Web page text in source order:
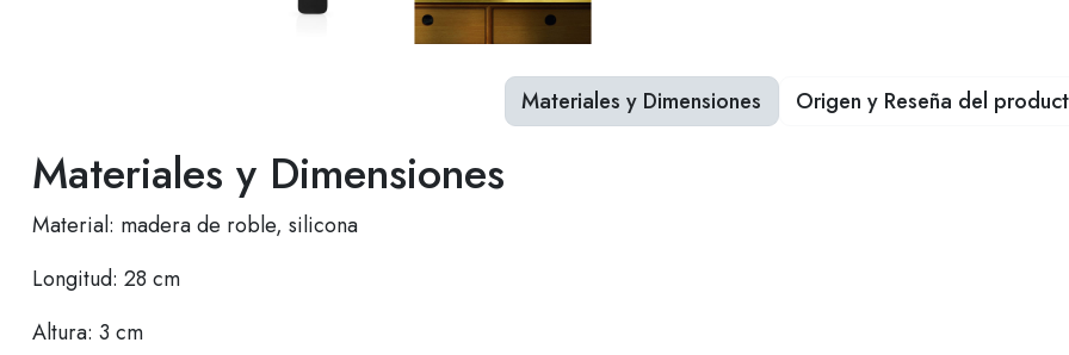
Materiales y Dimensiones
Material: madera de roble, silicona
Longitud: 28 cm
Altura: 3 cm
Materiales y Dimensiones Origen y Reseña del